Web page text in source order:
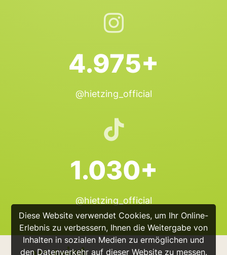
Diese Website verwendet Cookies, um Ihr Online-
Erlebnis zu verbessern, Ihnen die Weitergabe von
Inhalten in sozialen Medien zu ermöglichen und
den Datenverkehr auf dieser Website zu messen.
4.975+
@hietzing_official
1.030+
@hietzing_official